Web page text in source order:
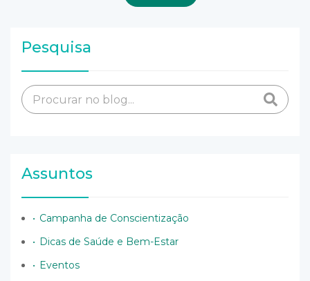
Pesquisa
Assuntos
Campanha de Conscientização
Dicas de Saúde e Bem-Estar
Eventos